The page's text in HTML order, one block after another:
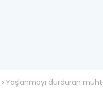
Yaşlanmayı durduran